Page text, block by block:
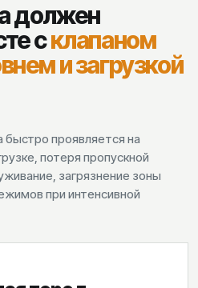
должен
склапаном
и загрузкой
проявляется на
потеря пропускной
загрязнение зоны
при интенсивной